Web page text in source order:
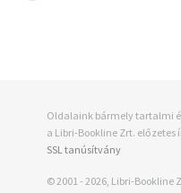
Oldalaink bármely tartalmi
a Libri-Bookline Zrt. előzetes
SSL tanúsítvány
© 2001 - 2026, Libri-